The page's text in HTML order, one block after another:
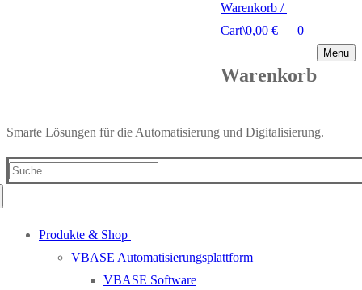
Warenkorb /
Cart\0,00 € 0
Warenkorb
Menu
Smarte Lösungen für die Automatisierung und Digitalisierung.
Search
Produkte & Shop
VBASE Automatisierungsplattform
VBASE Software